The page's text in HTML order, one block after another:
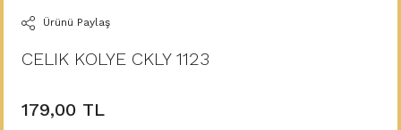
Ürünü Paylaş
CELIK KOLYE CKLY 1123
179,00 TL